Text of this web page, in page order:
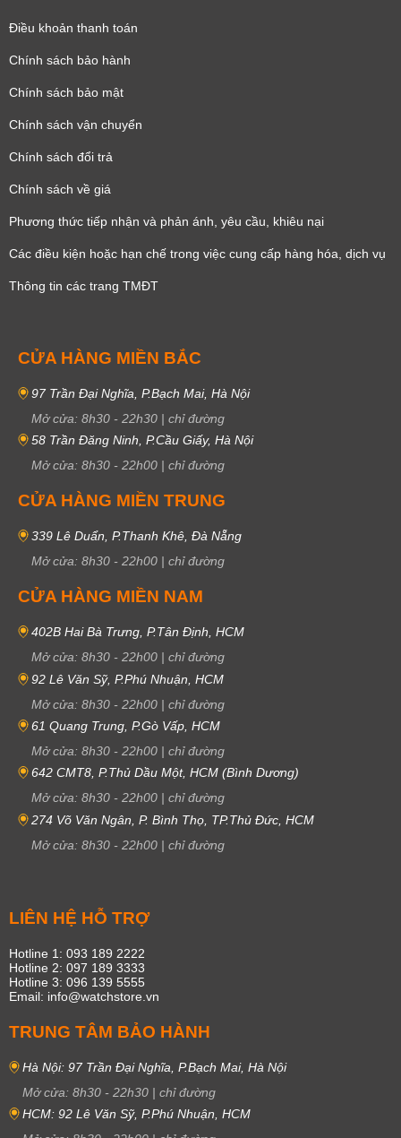
Điều khoản thanh toán
Chính sách bảo hành
Chính sách bảo mật
Chính sách vận chuyển
Chính sách đổi trả
Chính sách về giá
Phương thức tiếp nhận và phản ánh, yêu cầu, khiêu nại
Các điều kiện hoặc hạn chế trong việc cung cấp hàng hóa, dịch vụ
Thông tin các trang TMĐT
CỬA HÀNG MIỀN BẮC
97 Trần Đại Nghĩa, P.Bạch Mai, Hà Nội
Mở cửa: 8h30 - 22h30 | chỉ đường
58 Trần Đăng Ninh, P.Cầu Giấy, Hà Nội
Mở cửa: 8h30 - 22h00 | chỉ đường
CỬA HÀNG MIỀN TRUNG
339 Lê Duẩn, P.Thanh Khê, Đà Nẵng
Mở cửa: 8h30 - 22h00 | chỉ đường
CỬA HÀNG MIỀN NAM
402B Hai Bà Trưng, P.Tân Định, HCM
Mở cửa: 8h30 - 22h00 | chỉ đường
92 Lê Văn Sỹ, P.Phú Nhuận, HCM
Mở cửa: 8h30 - 22h00 | chỉ đường
61 Quang Trung, P.Gò Vấp, HCM
Mở cửa: 8h30 - 22h00 | chỉ đường
642 CMT8, P.Thủ Dầu Một, HCM (Bình Dương)
Mở cửa: 8h30 - 22h00 | chỉ đường
274 Võ Văn Ngân, P. Bình Thọ, TP.Thủ Đức, HCM
Mở cửa: 8h30 - 22h00 | chỉ đường
LIÊN HỆ HỖ TRỢ
Hotline 1: 093 189 2222
Hotline 2: 097 189 3333
Hotline 3: 096 139 5555
Email: info@watchstore.vn
TRUNG TÂM BẢO HÀNH
Hà Nội: 97 Trần Đại Nghĩa, P.Bạch Mai, Hà Nội
Mở cửa: 8h30 - 22h30 | chỉ đường
HCM: 92 Lê Văn Sỹ, P.Phú Nhuận, HCM